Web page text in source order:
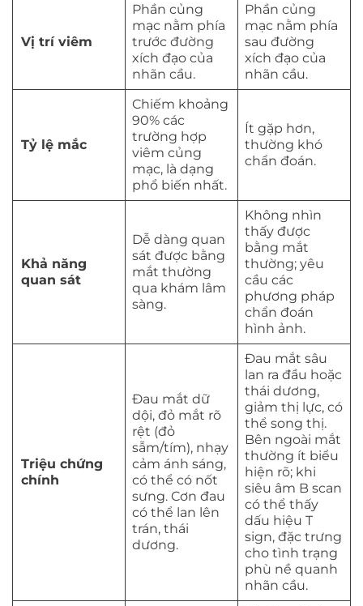
Vị trí viêm
Phần củng
mạc nằm phía
trước đường
xích đạo của
nhãn cầu.
Phần củng
mạc nằm phía
sau đường
xích đạo của
nhãn cầu.
Tỷ lệ mắc
Chiếm khoảng
90% các
trường hợp
viêm củng
mạc, là dạng
phổ biến nhất.
Ít gặp hơn,
thường khó
chẩn đoán.
Khả năng
quan sát
Dễ dàng quan
sát được bằng
mắt thường
qua khám lâm
sàng.
Không nhìn
thấy được
bằng mắt
thường; yêu
cầu các
phương pháp
chẩn đoán
hình ảnh.
Triệu chứng
chính
Đau mắt dữ
dội, đỏ mắt rõ
rệt (đỏ
sẫm/tím), nhạy
cảm ánh sáng,
có thể có nốt
sưng. Cơn đau
có thể lan lên
trán, thái
dương.
Đau mắt sâu
lan ra đầu hoặc
thái dương,
giảm thị lực, có
thể song thị.
Bên ngoài mắt
thường ít biểu
hiện rõ; khi
siêu âm B scan
có thể thấy
dấu hiệu T
sign, đặc trưng
cho tình trạng
phù nề quanh
nhãn cầu.